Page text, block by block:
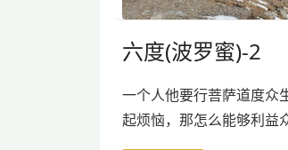
六度(波罗蜜)-2
一个人他要行菩萨道度众
起烦恼，那怎么能够利益